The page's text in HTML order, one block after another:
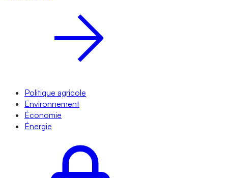
Politique agricole
Environnement
Économie
Énergie